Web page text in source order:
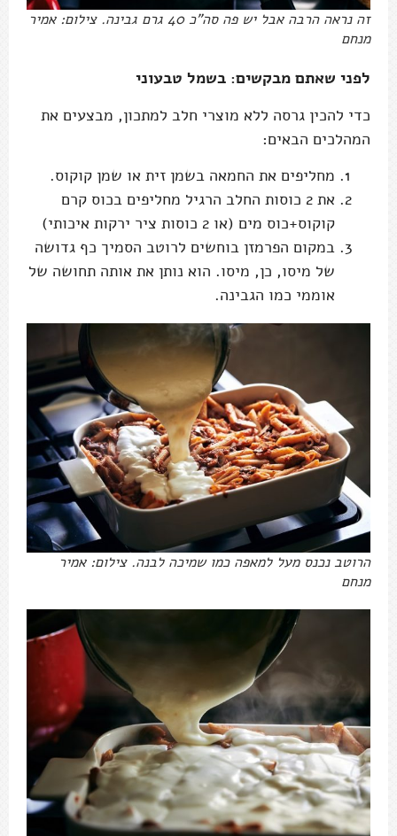
זה נראה הרבה אבל יש פה סה"כ 40 גרם גבינה. צילום: אמיר
מנחם
לפני שאתם מבקשים: בשמל טבעוני
כדי להכין גרסה ללא מוצרי חלב למתכון, מבצעים את
המהלכים הבאים:
מחליפים את החמאה בשמן זית או שמן קוקוס.
את 2 כוסות החלב הרגיל מחליפים בכוס קרם
קוקוס+כוס מים (או 2 כוסות ציר ירקות איכותי)
במקום הפרמזן בוחשים לרוטב הסמיך כף גדושה
של מיסו, כן, מיסו. הוא נותן את אותה תחושה של
אוממי כמו הגבינה.
הרוטב נכנס מעל למאפה כמו שמיכה לבנה. צילום: אמיר
מנחם